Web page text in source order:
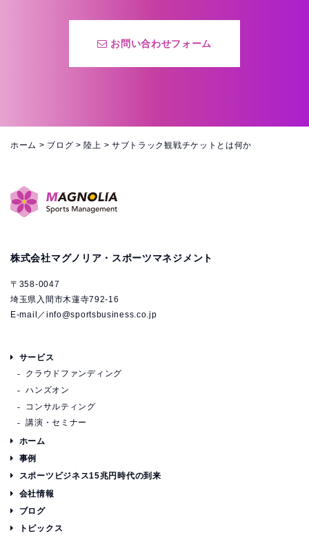
お問い合わせフォーム
ホーム > ブログ >陸上 > サブトラック観戦チケットとは何か
株式会社マグノリア・スポーツマネジメント
〒358-0047
埼玉県入間市木蓮寺792-16
E-mail／ info@sportsbusiness.co.jp
サービス
クラウドファンディング
ハンズオン
コンサルティング
講演・セミナー
ホーム
事例
スポーツビジネス15兆円時代の到来
会社情報
ブログ
トピックス